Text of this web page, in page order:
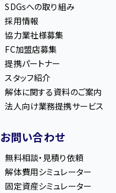
SDGsへの取り組み
採用情報
協力業社様募集
FC加盟店募集
提携パートナー
スタッフ紹介
解体に関する資料のご案内
法人向け業務提携サービス
お問い合わせ
無料相談・見積り依頼
解体費用シミュレーター
固定資産シミュレーター